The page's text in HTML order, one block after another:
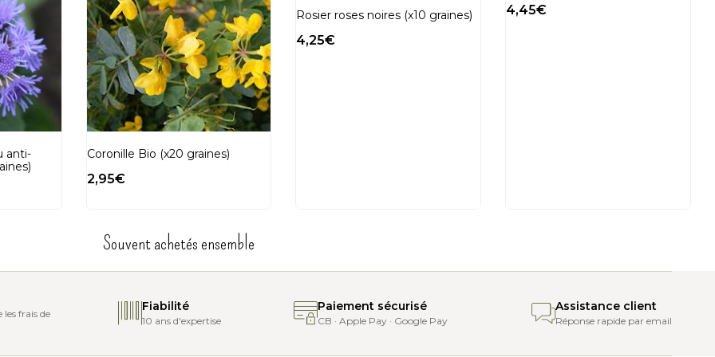
préparation en amont, expliquée dans la fiche de culture.
côté arrondi jusqu’à atteindre le bourgeon (ne pas peler)
une germination plus rapide). Changer l’eau régulièrement (1 à 2 fois par jour) et doucement pour en conserver une température chaude sans choc
prendre plus de temps.
l’une de plusieurs dizaines de centimètres. Mettre le récipient au soleil ou sous une forte luminosité.
final.
anti-
Coronille Bio (x20 graines)
2,95€
Rosier roses noires (x10 graines)
4,25€
4,45€
Souvent achetés ensemble
frais de
Fiabilité
10 ans d'expertise
Paiement sécurisé
CB · Apple Pay · Google Pay
Assistance client
Réponse rapide par email